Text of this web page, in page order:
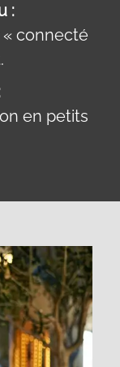
:
connecté
en petits